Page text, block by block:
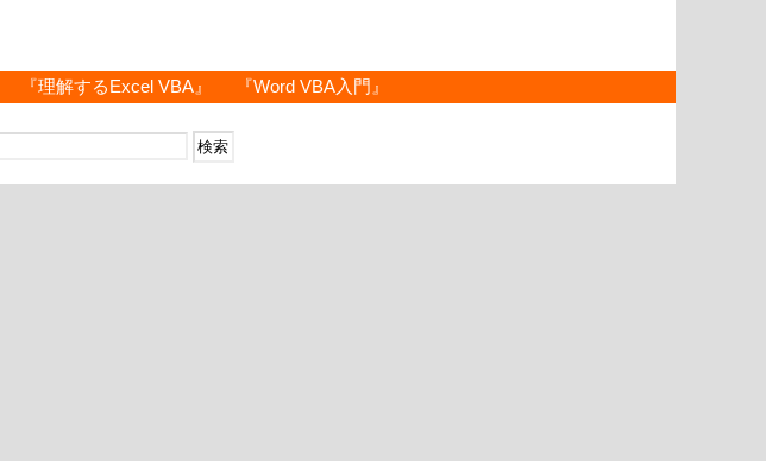
『理解するExcel VBA』 『Word VBA入門』